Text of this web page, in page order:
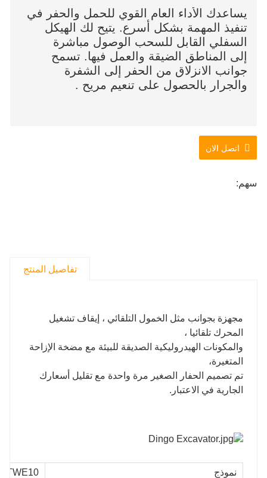
يساعدك الأداء العام القوي للحمل والحفر في
تنفيذ المهمة بشكل أسرع. يتيح لك الهيكل
السفلي القابل للسحب الوصول مباشرة
إلى المناطق الضيقة والعمل فيها. تسمح
جوانب الانزلاق من الحفر إلى الشفرة
والجرار بالحصول على تنعيم مريح .
اتصل الان
سهم:
تفاصيل المنتج
مجهزة بجوانب مثل الخمول التلقائي ، إيقاف تشغيل
المحرك تلقائيا ،
والمكونات الهيدروليكية الصديقة للبيئة مع مضخة الإزاحة
المتغيرة،
تم تصميم الحفار الصغير مرة واحدة مع تقليل أسعارك
الجارية في الاعتبار.
نموذج
TWE10